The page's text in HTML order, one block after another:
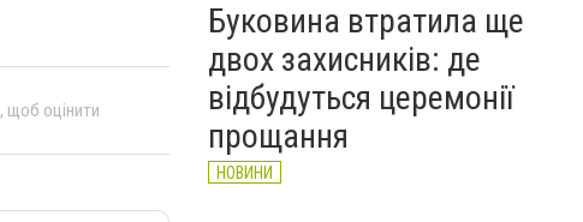
, щоб оцінити
Буковина втратила ще
двох захисників: де
відбудуться церемонії
прощання
НОВИНИ